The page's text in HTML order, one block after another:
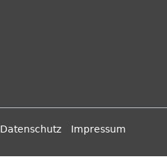
Datenschutz Impressum